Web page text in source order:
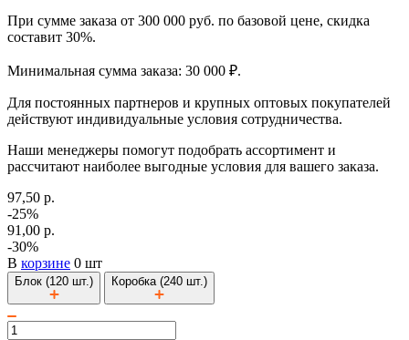
При сумме заказа от 300 000 руб. по базовой цене, скидка
составит 30%.
Минимальная сумма заказа: 30 000 ₽.
Для постоянных партнеров и крупных оптовых покупателей
действуют индивидуальные условия сотрудничества.
Наши менеджеры помогут подобрать ассортимент и
рассчитают наиболее выгодные условия для вашего заказа.
97,50 р.
-25%
91,00 р.
-30%
В корзине 0 шт
Блок (120 шт.) Коробка (240 шт.)